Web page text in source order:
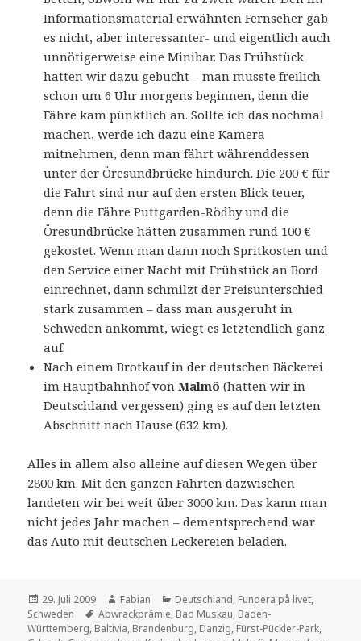
Informationsmaterial erwähnten Fernseher gab
es nicht, aber interessanter- und eigentlich auch
unnötigerweise eine Minibar. Das Frühstück
hatten wir dazu gebucht – man musste freilich
schon um 6 Uhr morgens beginnen, denn die
Fähre kam pünktlich an. Sollte ich das nochmal
machen, werde ich dazu eine Kamera
mitnehmen, denn man fährt währenddessen
unter der Öresundbrücke hindurch. Die 200 € für
die Fahrt sind nur auf den ersten Blick teuer,
denn die Fähre Puttgarden-Rödby und die
Öresundbrücke hätten zusammen rund 100 €
gekostet. Wenn man dann noch Spritkosten und
den Service einer Nacht mit Frühstück an Bord
einrechnet, dann schmilzt der Preisunterschied
stark zusammen – dass man ausgeruht in
Schweden ankommt, wiegt es letztendlich ganz
auf.
Nach einem Brotkauf in der deutschen Bäckerei
im Hauptbahnhof vonMalmö (hatten wir in
Deutschland vergessen) ging es auf den letzten
Abschnitt nach Hause (632 km).
Alles in allem also alleine auf diesen Wegen über
2800 km. Mit den ganzen Fahrten dazwischen
landeten wir bei weit über 3000 km. Das kann man
nicht jedes Jahr machen – dementsprechend war
das Auto mit deutschen Leckereien beladen.
Veröffentlicht
am
29. Juli 2009 Autor
Fabian Kategorien
Deutschland, Fundera på livet,
Schweden
Schlagwörter
Abwrackprämie, Bad Muskau, Baden-
Württemberg, Baltivia, Brandenburg, Danzig, Fürst-Pückler-Park,